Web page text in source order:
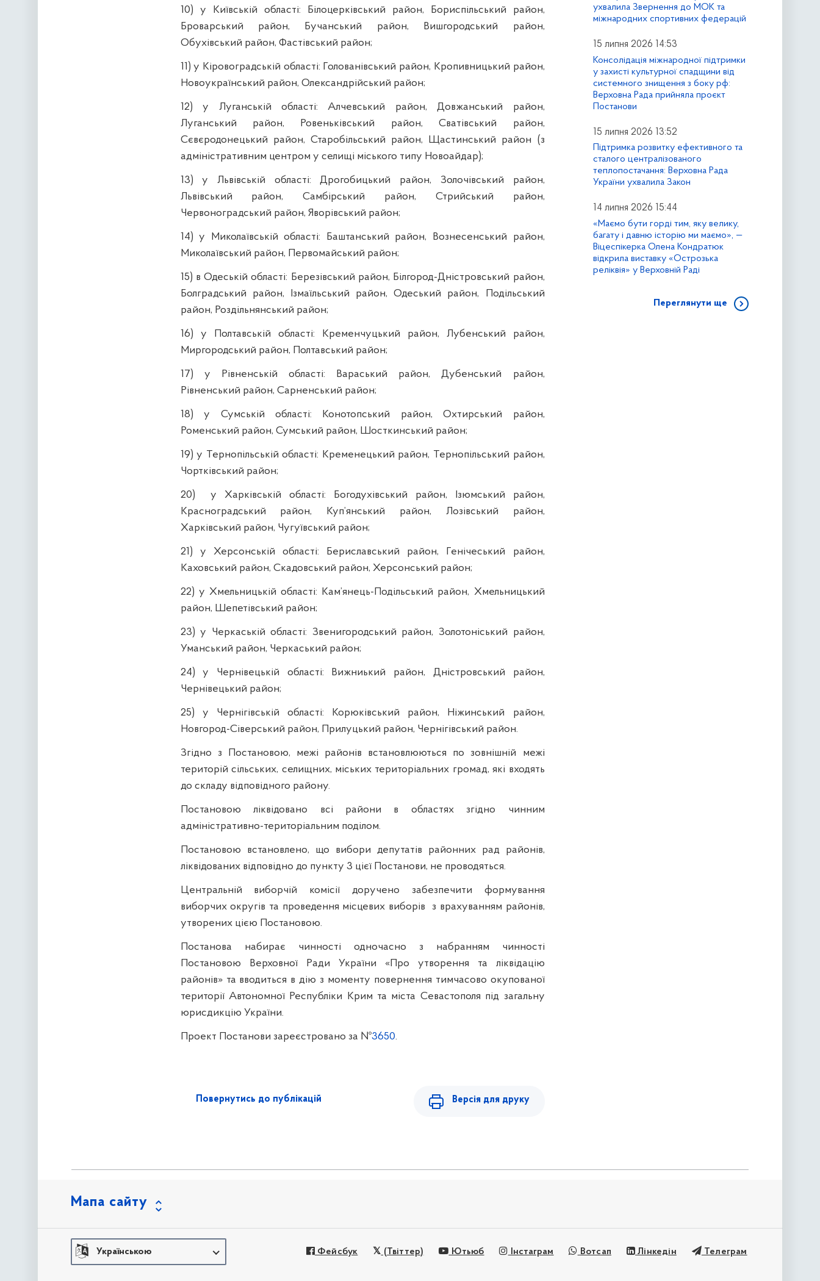
10) у Київській області: Білоцерківський район, Бориспільський район,
Броварський район, Бучанський район, Вишгородський район,
Обухівський район, Фастівський район;
11) у Кіровоградській області: Голованівський район, Кропивницький район,
Новоукраїнський район, Олександрійський район;
12) у Луганській області: Алчевський район, Довжанський район,
Луганський район, Ровеньківський район, Сватівський район,
Сєвєродонецький район, Старобільський район, Щастинський район (з
адміністративним центром у селищі міського типу Новоайдар);
13) у Львівській області: Дрогобицький район, Золочівський район,
Львівський район, Самбірський район, Стрийський район,
Червоноградський район, Яворівський район;
14) у Миколаївській області: Баштанський район, Вознесенський район,
Миколаївський район, Первомайський район;
15) в Одеській області: Березівський район, Білгород-Дністровський район,
Болградський район, Ізмаїльський район, Одеський район, Подільський
район, Роздільнянський район;
16) у Полтавській області: Кременчуцький район, Лубенський район,
Миргородський район, Полтавський район;
17) у Рівненській області: Вараський район, Дубенський район,
Рівненський район, Сарненський район;
18) у Сумській області: Конотопський район, Охтирський район,
Роменський район, Сумський район, Шосткинський район;
19) у Тернопільській області: Кременецький район, Тернопільський район,
Чортківський район;
20) у Харківській області: Богодухівський район, Ізюмський район,
Красноградський район, Куп’янський район, Лозівський район,
Харківський район, Чугуївський район;
21) у Херсонській області: Бериславський район, Генічеський район,
Каховський район, Скадовський район, Херсонський район;
22) у Хмельницькій області: Кам’янець-Подільський район, Хмельницький
район, Шепетівський район;
23) у Черкаській області: Звенигородський район, Золотоніський район,
Уманський район, Черкаський район;
24) у Чернівецькій області: Вижниький район, Дністровський район,
Чернівецький район;
25) у Чернігівській області: Корюківський район, Ніжинський район,
Новгород-Сіверський район, Прилуцький район, Чернігівський район.
Згідно з Постановою, межі районів встановлюються по зовнішній межі
територій сільських, селищних, міських територіальних громад, які входять
до складу відповідного району.
Постановою ліквідовано всі райони в областях згідно чинним
адміністративно-територіальним поділом.
Постановою встановлено, що вибори депутатів районних рад районів,
ліквідованих відповідно до пункту 3 цієї Постанови, не проводяться.
Центральній виборчій комісії доручено забезпечити формування
виборчих округів та проведення місцевих виборів з врахуванням районів,
утворених цією Постановою.
Постанова набирає чинності одночасно з набранням чинності
Постановою Верховної Ради України «Про утворення та ліквідацію
районів» та вводиться в дію з моменту повернення тимчасово окупованої
території Автономної Республіки Крим та міста Севастополя під загальну
юрисдикцію України.
Проект Постанови зареєстровано за №3650.
Повернутись до публікацій Версія для друку
ухвалила Звернення до МОК та
міжнародних спортивних федерацій
15 липня 2026 14:53
Консолідація міжнародної підтримки
у захисті культурної спадщини від
системного знищення з боку рф:
Верховна Рада прийняла проєкт
Постанови
15 липня 2026 13:52
Підтримка розвитку ефективного та
сталого централізованого
теплопостачання: Верховна Рада
України ухвалила Закон
14 липня 2026 15:44
«Маємо бути горді тим, яку велику,
багату і давню історію ми маємо», —
Віцеспікерка Олена Кондратюк
відкрила виставку «Острозька
реліквія» у Верховній Раді
Переглянути ще
Мапа сайту
Українською Фейсбук (Твіттер) Ютьюб Інстаграм Вотсап Лінкедін Телеграм